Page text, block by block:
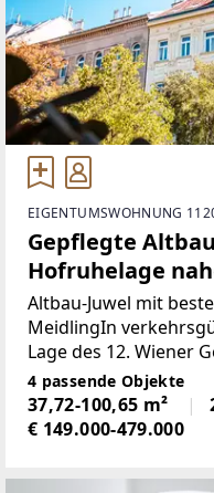
EIGENTUMSWOHNUNG
Gepflegte
Hofruhelage
Barrierearmes
Altbau-Juwel mit
MeidlingIn
Lage des 12. Wiener
Gehminuten vom
befindet sich dieses
nahe der
4 passende Objekte
37,72-100,65 m²
€ 149.000-479.000